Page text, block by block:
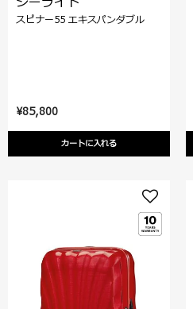
¥85,800
カートに入れる
スピナー55 エキスパンダブル